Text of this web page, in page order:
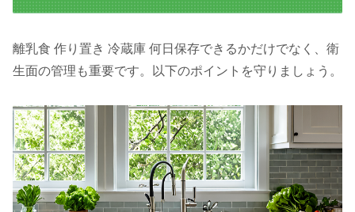
離乳食 作り置き 冷蔵庫 何日保存できるかだけでなく、衛
生面の管理も重要です。以下のポイントを守りましょう。